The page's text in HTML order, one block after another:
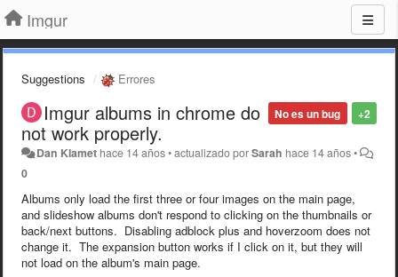
Imgur
Suggestions Errores
+2
No es un bug
Imgur albums in chrome do
not work properly.
Dan Klamet hace 14 años•actualizado porSarah hace 14 años•
0
Albums only load the first three or four images on the main page,
and slideshow albums don't respond to clicking on the thumbnails or
back/next buttons. Disabling adblock plus and hoverzoom does not
change it. The expansion button works if I click on it, but they will
not load on the album's main page.